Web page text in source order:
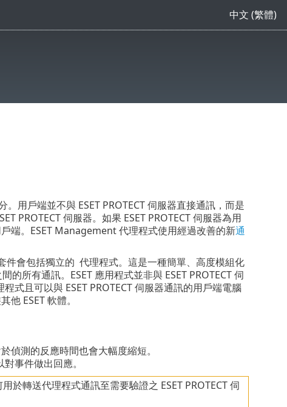
中文 (繁體)
用戶端並不與 ESET PROTECT 伺服器直接通訊，而是
PROTECT 伺服器。如果 ESET PROTECT 伺服器為用
端。ESET Management 代理程式使用經過改善的新通
件會包括獨立的 代理程式。這是一種簡單、高度模組化
的所有通訊。ESET 應用程式並非與 ESET PROTECT 伺
式且可以與 ESET PROTECT 伺服器通訊的用戶端電腦
ESET 軟體。
偵測的反應時間也會大幅度縮短。
事件做出回應。
於轉送代理程式通訊至需要驗證之 ESET PROTECT 伺